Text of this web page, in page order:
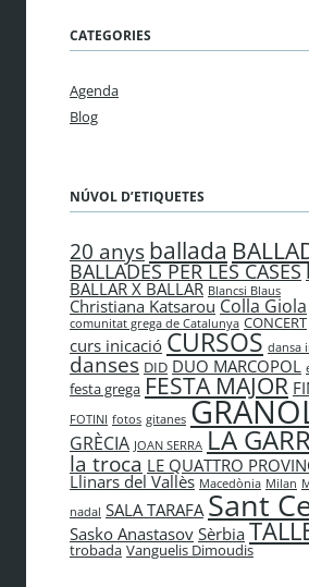
CATEGORIES
Agenda
Blog
NÚVOL D’ETIQUETES
20 anysballada
BALLADES PER LES CASES
BALLAR X BALLAR Blancsi Blaus
Christiana Katsarou Colla Giola
comunitat grega de Catalunya CONCERT
curs inicació CURSOS dansa
danses DID DUO MARCOPOL
festa grega FESTA MAJOR
FOTINI fotos gitanes
GRÈCIA JOAN SERRA LA
la troca LE QUATTRO
Llinars del Vallès Macedònia Milan
nadal SALA TARAFA Sant
Sasko Anastasov Sèrbia
trobada Vanguelis Dimoudis